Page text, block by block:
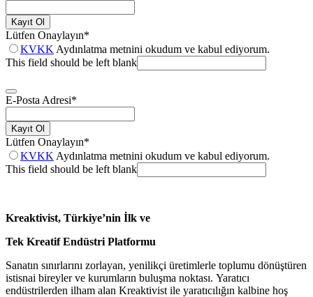
Kayıt Ol
Lütfen Onaylayın*
KVKK Aydınlatma metnini okudum ve kabul ediyorum.
This field should be left blank
E-Posta Adresi*
Kayıt Ol
Lütfen Onaylayın*
KVKK Aydınlatma metnini okudum ve kabul ediyorum.
This field should be left blank
Kreaktivist, Türkiye’nin İlk ve
Tek Kreatif Endüstri Platformu
Sanatın sınırlarını zorlayan, yenilikçi üretimlerle toplumu dönüştüren
istisnai bireyler ve kurumların buluşma noktası. Yaratıcı
endüstrilerden ilham alan Kreaktivist ile yaratıcılığın kalbine hoş